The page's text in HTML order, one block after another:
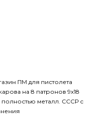
ПМ для пистолета
на 8 патронов 9х18
полностью металл. СССР с